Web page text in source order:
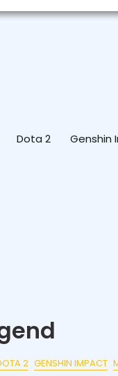
Dota 2 Genshin
2 GENSHIN IMPACT